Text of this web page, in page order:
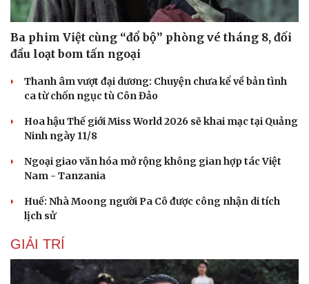
Ba phim Việt cùng “đổ bộ” phòng vé tháng 8, đối
đầu loạt bom tấn ngoại
Thanh âm vượt đại dương: Chuyện chưa kể về bản tình
ca từ chốn ngục tù Côn Đảo
Hoa hậu Thế giới Miss World 2026 sẽ khai mạc tại Quảng
Ninh ngày 11/8
Ngoại giao văn hóa mở rộng không gian hợp tác Việt
Nam - Tanzania
Huế: Nhà Moong người Pa Cô được công nhận di tích
lịch sử
GIẢI TRÍ